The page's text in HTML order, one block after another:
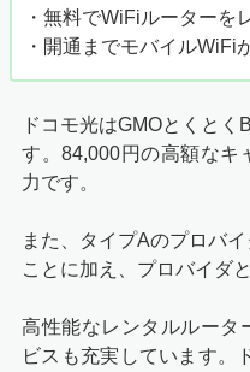
・無料でWiFiルーターを
・開通までモバイルWiFi
ドコモ光はGMOとくと
す。84,000円の高額なキ
力です。
また、タイプAのプロバ
ことに加え、プロバイダ
高性能なレンタルルータ
ビスも充実しています。